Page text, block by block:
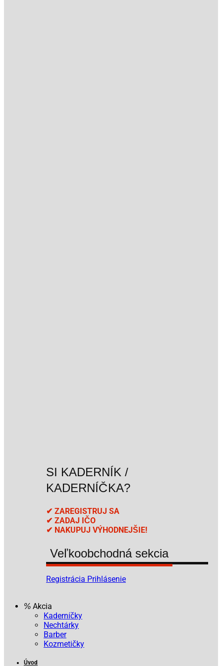
SI KADERNÍK /
KADERNÍČKA?
✔ ZAREGISTRUJ SA
✔ ZADAJ IČO
✔ NAKUPUJ VÝHODNEJŠIE!
Veľkoobchodná sekcia
Registrácia Prihlásenie
Akcia
Kaderníčky
Nechtárky
Barber
Kozmetičky
Úvod